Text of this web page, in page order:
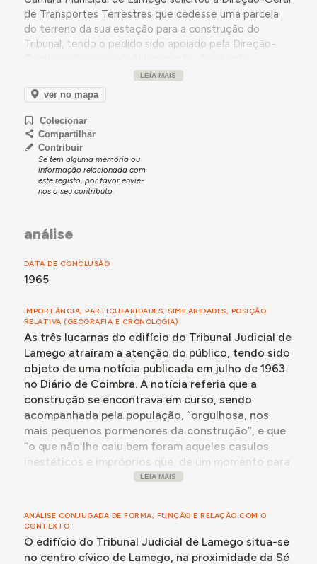
de Transportes Terrestres que cedesse uma parcela
do terreno da sua estação para a construção do
Tribunal, tendo o pedido sido apoiado pela Direção-
ferroviária encontrava-se enquadrada no plano de criar
uma linha entre a Régua e Vila Franca das Naves. Este
plano nunca foi concretizado, embora as
terraplanagens e obras de arte se encontrassem
completas entre a Régua e Lamego já desde 1935. Na
década de 1950, considerando ainda possível a
realização do plano, a Direção-Geral dos Transportes
Terrestres apresentou soluções que, não prejudicando
o caminho de ferro, colocariam o novo edifício do
Geral dos Edifícios e Monumentos Nacionais. Em 1959,
responsabilidade por possíveis despesas futuras para
adaptação da estação ferroviária e a solução então
entidades envolvidas.
O anteprojeto do novo edifício do Tribunal, da autoria
do arquiteto Januário Godinho, mereceu pareceres
favoráveis das entidades competentes ente outubro
de 1959 e janeiro de 196, apesar do seu
desenvolvimento num terreno condicionado pela sua
localização. O projeto definitivo data de 1963. Não se
encontrou informação sobre a data de conclusão da
obra mas, em fevereiro de 1965, o edifício já se
encontraria construído, tendo então sido entregue
uma tapeçaria com desenho do pintor Jaime Martins
Para mais detalhes, consultar a secção Momentos-
chave, abaixo.
LEIA MAIS
ver no mapa
Colecionar
Compartilhar
Contribuir
Se tem alguma memória ou
informação relacionada com
este registo, por favor envie-
nos o seu contributo.
análise
DATA DE CONCLUSÃO
1965
IMPORTÂNCIA, PARTICULARIDADES, SIMILARIDADES, POSIÇÃO
RELATIVA (GEOGRAFIA E CRONOLOGIA)
As três lucarnas do edifício do Tribunal Judicial de
Lamego atraíram a atenção do público, tendo sido
objeto de uma notícia publicada em julho de 1963
no Diário de Coimbra. A notícia referia que a
construção se encontrava em curso, sendo
acompanhada pela população, “orgulhosa, nos
mais pequenos pormenores da construção”, e que
“o que não lhe caiu bem foram aqueles casulos
inestéticos e impróprios que, de um momento para
o outro, surgiram no telhado, a estragar a obra”.
considerou de submeter a questão à apreciação
da Direção-Geral dos Edifícios e Monumentos
Nacionais, por considerar que as lucarnas se
LEIA MAIS
ANÁLISE CONJUGADA DE FORMA, FUNÇÃO E RELAÇÃO COM O
CONTEXTO
O edifício do Tribunal Judicial de Lamego situa-se
no centro cívico de Lamego, na proximidade da Sé